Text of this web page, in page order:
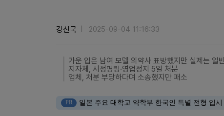
강신국 2025-09-04 11:16:33
가운 입은 남여 모델 의약사 표방했지만 실제는 일
지자체, 시정명령·영업정지 5일 처분
업체, 처분 부당하다며 소송했지만 패소
PR 일본 주요 대학교 약학부 한국인 특별 전형 입